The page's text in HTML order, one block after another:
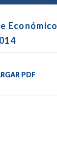
Económico
PDF